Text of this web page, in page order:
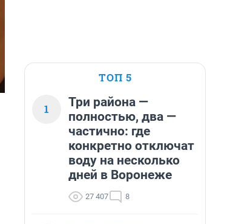
ТОП 5
1
Три района —
полностью, два —
частично: где
конкретно отключат
воду на несколько
дней в Воронеже
27 407 8